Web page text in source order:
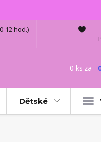
12 hod.)
0 ks za
Dětské